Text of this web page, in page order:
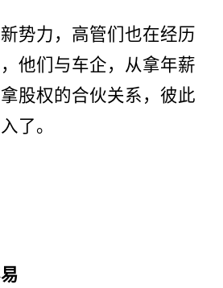
势力，高管们也在经历
他们与车企，从拿年薪
股权的合伙关系，彼此
了。